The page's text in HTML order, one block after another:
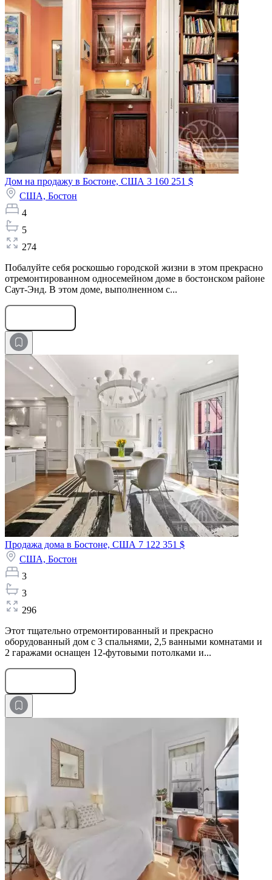
Дом на продажу в Бостоне, США 3 160 251 $
США, Бостон
4
5
274
Побалуйте себя роскошью городской жизни в этом прекрасно
отремонтированном односемейном доме в бостонском районе
Саут-Энд. В этом доме, выполненном с...
Продажа дома в Бостоне, США 7 122 351 $
США, Бостон
3
3
296
Этот тщательно отремонтированный и прекрасно
оборудованный дом с 3 спальнями, 2,5 ванными комнатами и
2 гаражами оснащен 12-футовыми потолками и...